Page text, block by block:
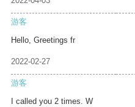
游客
Hello, Greetings fr
2022-02-27
游客
I called you 2 times. W